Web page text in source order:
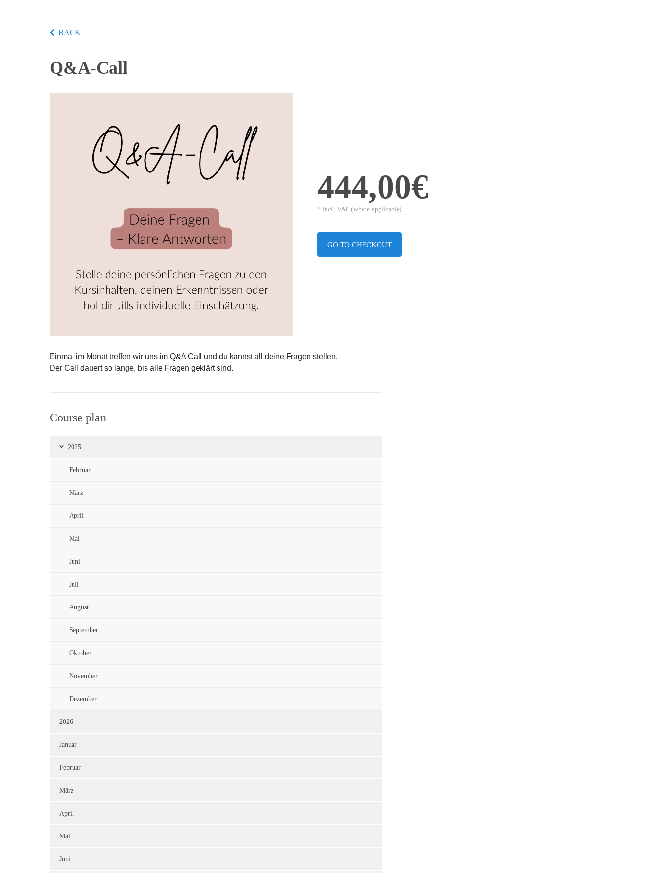
BACK
Q&A-Call
444,00€
* incl. VAT (where applicable)
GO TO CHECKOUT
Einmal im Monat treffen wir uns im Q&A Call und du kannst all deine Fragen stellen.
Der Call dauert so lange, bis alle Fragen geklärt sind.
Course plan
2025
Februar
März
April
Mai
Juni
Juli
August
September
Oktober
November
Dezember
2026
Januar
Februar
März
April
Mai
Juni